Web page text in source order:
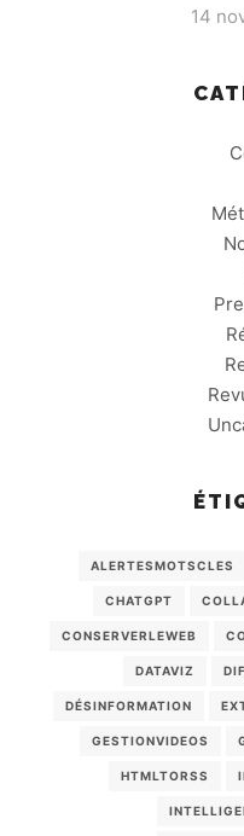
14
ALERTESMOTSCLES
CHATGPT
CONSERVERLEWEB
DATAVIZ
DÉSINFORMATION
GESTIONVIDEOS
HTMLTORSS